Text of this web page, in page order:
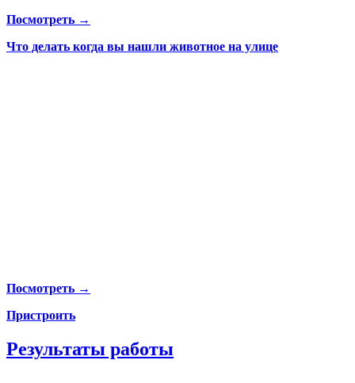
Посмотреть →
Что делать когда вы нашли животное на улице
Посмотреть →
Пристроить
Результаты работы